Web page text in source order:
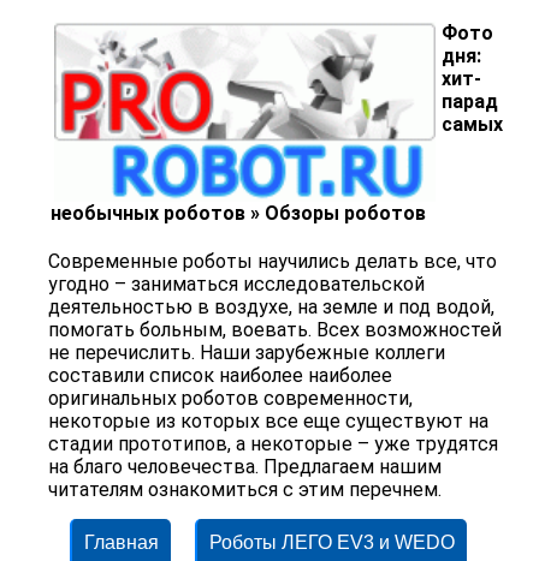
Фото
дня:
хит-
парад
самых
необычных роботов » Обзоры роботов
Современные роботы научились делать все, что
угодно – заниматься исследовательской
деятельностью в воздухе, на земле и под водой,
помогать больным, воевать. Всех возможностей
не перечислить. Наши зарубежные коллеги
составили список наиболее наиболее
оригинальных роботов современности,
некоторые из которых все еще существуют на
стадии прототипов, а некоторые – уже трудятся
на благо человечества. Предлагаем нашим
читателям ознакомиться с этим перечнем.
Главная Роботы ЛЕГО EV3 и WEDO